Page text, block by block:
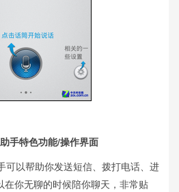
手特色功能/操作界面
以帮助你发送短信、拨打电话、进
你无聊的时候陪你聊天，非常贴